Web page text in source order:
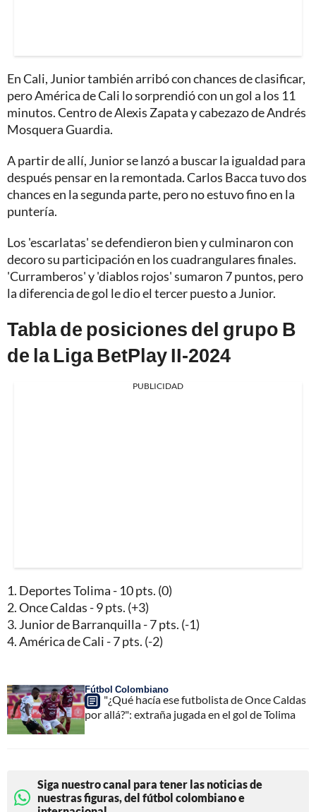
En Cali, Junior también arribó con chances de clasificar,
pero América de Cali lo sorprendió con un gol a los 11
minutos. Centro de Alexis Zapata y cabezazo de Andrés
Mosquera Guardia.
A partir de allí, Junior se lanzó a buscar la igualdad para
después pensar en la remontada. Carlos Bacca tuvo dos
chances en la segunda parte, pero no estuvo fino en la
puntería.
Los 'escarlatas' se defendieron bien y culminaron con
decoro su participación en los cuadrangulares finales.
'Curramberos' y 'diablos rojos' sumaron 7 puntos, pero
la diferencia de gol le dio el tercer puesto a Junior.
Tabla de posiciones del grupo B
de la Liga BetPlay II-2024
PUBLICIDAD
1. Deportes Tolima - 10 pts. (0)
2. Once Caldas - 9 pts. (+3)
3. Junior de Barranquilla - 7 pts. (-1)
4. América de Cali - 7 pts. (-2)
Fútbol Colombiano
"¿Qué hacía ese futbolista de Once Caldas
por allá?": extraña jugada en el gol de Tolima
Siga nuestro canal para tener las noticias de
nuestras figuras, del fútbol colombiano e